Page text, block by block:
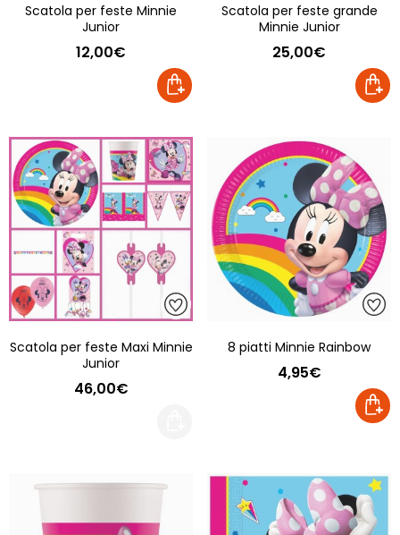
Scatola per feste Minnie
Junior
12,00€
Scatola per feste grande
Minnie Junior
25,00€
Scatola per feste Maxi Minnie
Junior
46,00€
8 piatti Minnie Rainbow
4,95€